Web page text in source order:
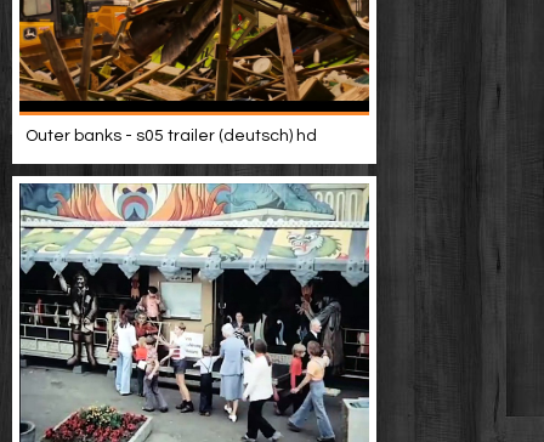
Outer banks - s05 trailer (deutsch) hd